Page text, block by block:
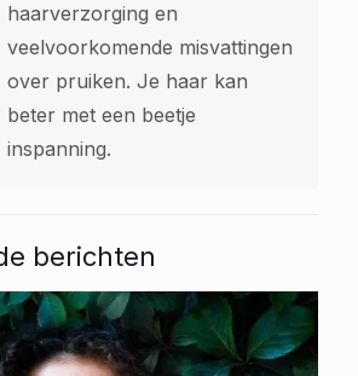
haarverzorging en
veelvoorkomende misvattingen
over pruiken. Je haar kan
beter met een beetje
inspanning.
berichten